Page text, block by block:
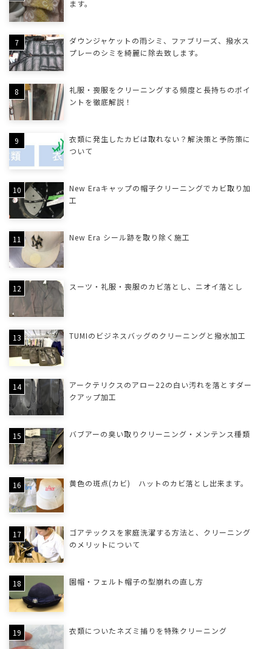
ます。
ダウンジャケットの雨シミ、ファブリーズ、撥水ス
プレーのシミを綺麗に除去致します。
礼服・喪服をクリーニングする頻度と長持ちのポイ
ントを徹底解説！
衣類に発生したカビは取れない？解決策と予防策に
ついて
New Eraキャップの帽子クリーニングでカビ取り加
工
New Era シール跡を取り除く施工
スーツ・礼服・喪服のカビ落とし、ニオイ落とし
TUMIのビジネスバッグのクリーニングと撥水加工
アークテリクスのアロー22の白い汚れを落とすダー
クアップ加工
バブアーの臭い取りクリーニング・メンテンス種類
黄色の斑点(カビ) ハットのカビ落とし出来ます。
ゴアテックスを家庭洗濯する方法と、クリーニング
のメリットについて
園帽・フェルト帽子の型崩れの直し方
衣類についたネズミ捕りを特殊クリーニング